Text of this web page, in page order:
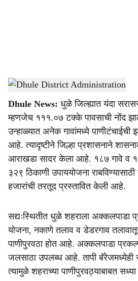
a
r
e
Dhule District Administration-Agrowon
Dhule News: धुळे जिल्ह्यात यंदा
म्हणजेच १११.०७ टक्के पावसाची नोंद
उन्हाळ्यात अनेक गावांमध्ये
आहे. त्यादृष्टीने जिल्हा प्रशासनाने
आराखडा सादर केला आहे. १८७ गावे व
३२९ ठिकाणी उपाययोजना
हजारांची तरतूद प्रस्तावित केली आहे.
सद्यःस्थितीत धुळे शहराला अक्कलपाडा
योजना, नकाणे तलाव व डेडरगाव
पाणीपुरवठा होत आहे. अक्कलपाडा
जलसाठा उपलब्ध आहे. तापी बॅरेजमध्येही
त्यामुळे शहराच्या पाणीपुरवठ्याबाबत सध्या